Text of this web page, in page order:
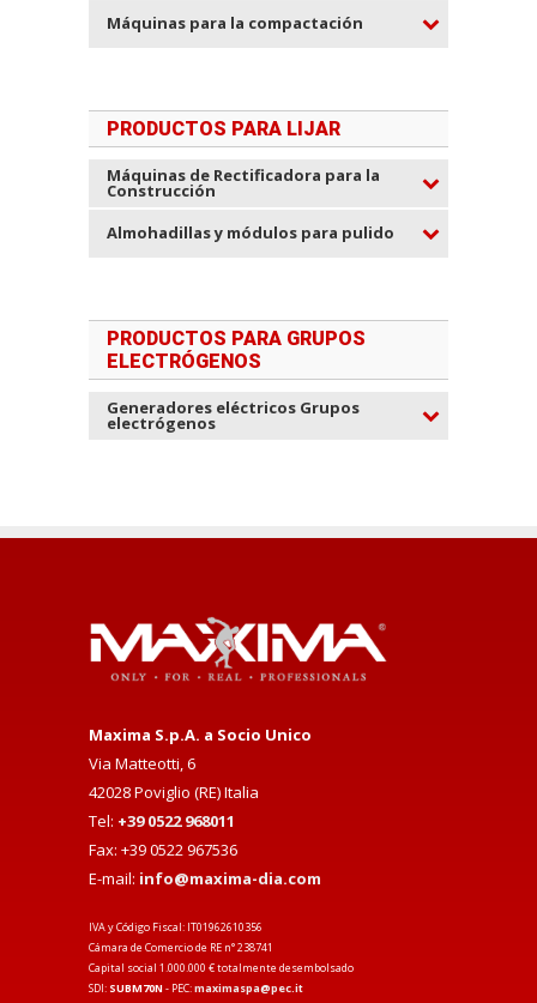
Máquinas para la compactación
PRODUCTOS PARA LIJAR
Máquinas de Rectificadora para la
Construcción
Almohadillas y módulos para pulido
PRODUCTOS PARA GRUPOS
ELECTRÓGENOS
Generadores eléctricos Grupos
electrógenos
Maxima S.p.A. a Socio Unico
Via Matteotti, 6
42028 Poviglio (RE) Italia
Tel: +39 0522 968011
Fax: +39 0522 967536
E-mail: info@maxima-dia.com
IVA y Código Fiscal: IT01962610356
Cámara de Comercio de RE n° 238741
Capital social 1.000.000 € totalmente desembolsado
SDI: SUBM70N - PEC:maximaspa@pec.it